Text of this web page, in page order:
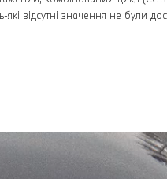
відсутні значення не були